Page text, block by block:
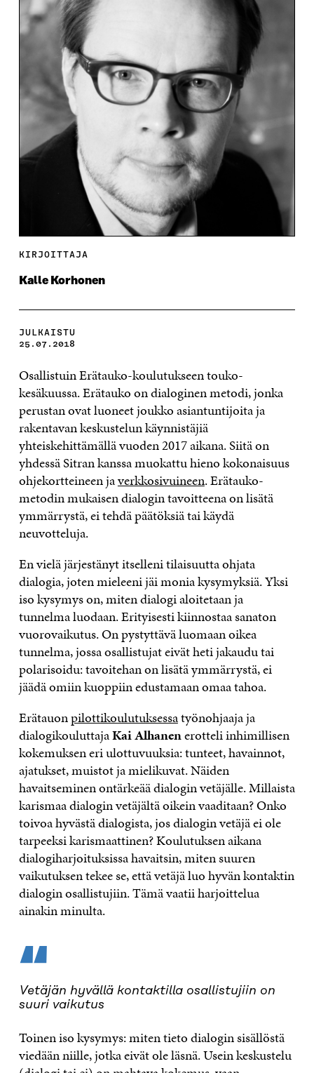
KIRJOITTAJA
Kalle Korhonen
JULKAISTU
25.07.2018
Osallistuin Erätauko-koulutukseen touko-
kesäkuussa. Erätauko on dialoginen metodi, jonka
perustan ovat luoneet joukko asiantuntijoita ja
rakentavan keskustelun käynnistäjiä
yhteiskehittämällä vuoden 2017 aikana. Siitä on
yhdessä Sitran kanssa muokattu hieno kokonaisuus
ohjekortteineen javerkkosivuineen. Erätauko-
metodin mukaisen dialogin tavoitteena on lisätä
ymmärrystä, ei tehdä päätöksiä tai käydä
neuvotteluja.
En vielä järjestänyt itselleni tilaisuutta ohjata
dialogia, joten mieleeni jäi monia kysymyksiä. Yksi
iso kysymys on, miten dialogi aloitetaan ja
tunnelma luodaan. Erityisesti kiinnostaa sanaton
vuorovaikutus. On pystyttävä luomaan oikea
tunnelma, jossa osallistujat eivät heti jakaudu tai
polarisoidu: tavoitehan on lisätä ymmärrystä, ei
jäädä omiin kuoppiin edustamaan omaa tahoa.
Erätauonpilottikoulutuksessatyönohjaaja ja
dialogikouluttajaKai Alhanenerotteli inhimillisen
kokemuksen eri ulottuvuuksia: tunteet, havainnot,
ajatukset, muistot ja mielikuvat. Näiden
havaitseminen ontärkeää dialogin vetäjälle. Millaista
karismaa dialogin vetäjältä oikein vaaditaan? Onko
toivoa hyvästä dialogista, jos dialogin vetäjä ei ole
tarpeeksi karismaattinen? Koulutuksen aikana
dialogiharjoituksissa havaitsin, miten suuren
vaikutuksen tekee se, että vetäjä luo hyvän kontaktin
dialogin osallistujiin. Tämä vaatii harjoittelua
ainakin minulta.
“
Vetäjän hyvällä kontaktilla osallistujiin on
suuri vaikutus
Toinen iso kysymys: miten tieto dialogin sisällöstä
viedään niille, jotka eivät ole läsnä. Usein keskustelu